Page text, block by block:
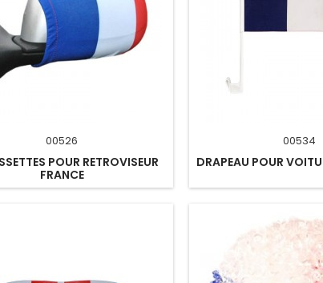
00526
POUR RETROVISEUR
FRANCE
00534
DRAPEAU POUR